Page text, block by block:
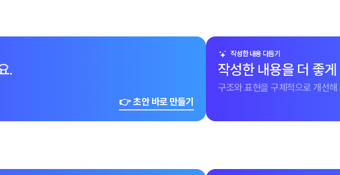
.
👉 초안 바로 만들기
작성한 내용 다듬기
작성한 내용을 더 좋
구조와 표현을 구체적으로 개선해